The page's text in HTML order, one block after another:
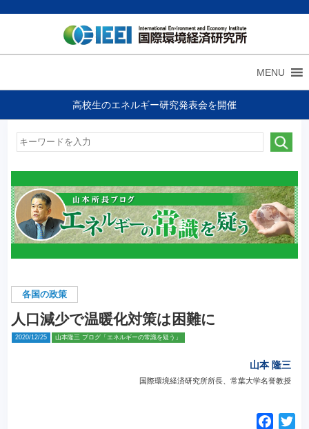
MENU
高校生のエネルギー研究発表会を開催
各国の政策
人口減少で温暖化対策は困難に
2020/12/25 山本隆三 ブログ「エネルギーの常識を疑う」
山本 隆三
国際環境経済研究所所長、常葉大学名誉教授